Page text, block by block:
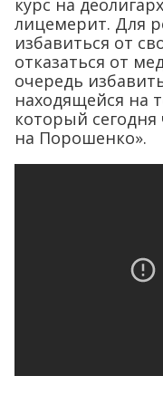
курс на
лицемерит. Для
избавиться от
отказаться от
очередь
находящейся на
который
на Порошенко».